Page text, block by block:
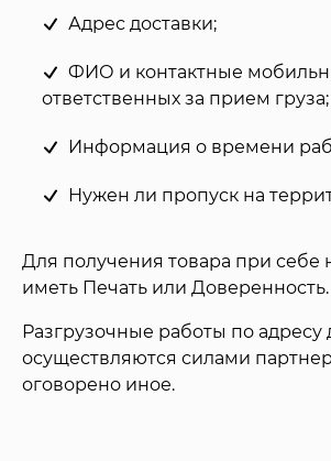
Адрес доставки;
ФИО и контактные
ответственных за прием груза;
Информация о времени
Нужен ли пропуск на
Для получения товара при себе
иметь Печать или Доверенность.
Разгрузочные работы по адресу
осуществляются силами
оговорено иное.